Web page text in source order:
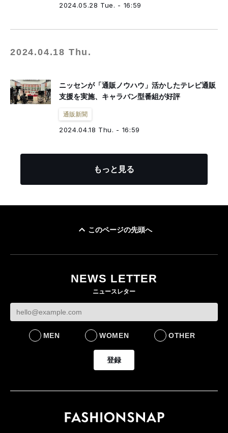
2024.05.28 Tue. - 16:59
2024.04.18 Thu.
ニッセンが「通販ノウハウ」活かしたテレビ通販
支援を実施、キャラバン型番組が好評
通販新聞
2024.04.18 Thu. - 16:59
もっと見る
このページの先頭へ
NEWS LETTER
ニュースレター
MEN WOMEN OTHER
登録